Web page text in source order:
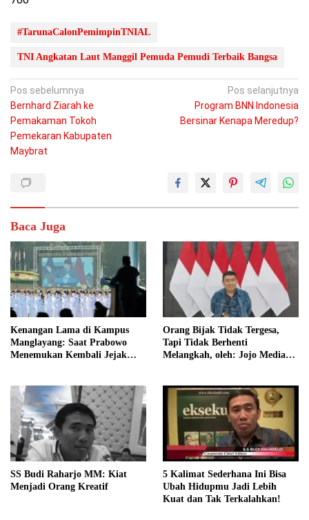
#TarunaCalonPemimpinTNIAL
TNI Angkatan Laut Manggil Pemuda Pemudi Terbaik Bangsa
Navigasi
pos
Pos sebelumnya
Bernhard Ziarah ke
Pemakaman Tokoh
Pemekaran Kabupaten
Maybrat
Pos selanjutnya
Program BNN Indonesia
Bersinar Kenapa Meredup?
Baca Juga
Kenangan Lama di Kampus
Manglayang: Saat Prabowo
Menemukan Kembali Jejak
Orang Bijak Tidak Tergesa,
Tapi Tidak Berhenti
Melangkah, oleh: Jojo Media
SS Budi Raharjo MM: Kiat
Menjadi Orang Kreatif
5 Kalimat Sederhana Ini Bisa
Ubah Hidupmu Jadi Lebih
Kuat dan Tak Terkalahkan!